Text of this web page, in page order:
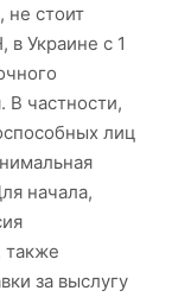
стоит
Украине с 1
частности,
лиц
начала,
также
за выслугу